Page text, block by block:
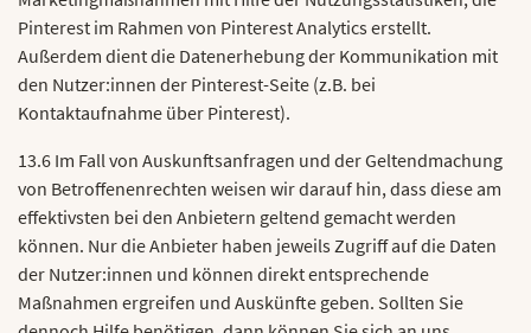
Pinterest im Rahmen von Pinterest Analytics erstellt.
Außerdem dient die Datenerhebung der Kommunikation mit
den Nutzer:innen der Pinterest-Seite (z.B. bei
Kontaktaufnahme über Pinterest).
13.6 Im Fall von Auskunftsanfragen und der Geltendmachung
von Betroffenenrechten weisen wir darauf hin, dass diese am
effektivsten bei den Anbietern geltend gemacht werden
können. Nur die Anbieter haben jeweils Zugriff auf die Daten
der Nutzer:innen und können direkt entsprechende
Maßnahmen ergreifen und Auskünfte geben. Sollten Sie